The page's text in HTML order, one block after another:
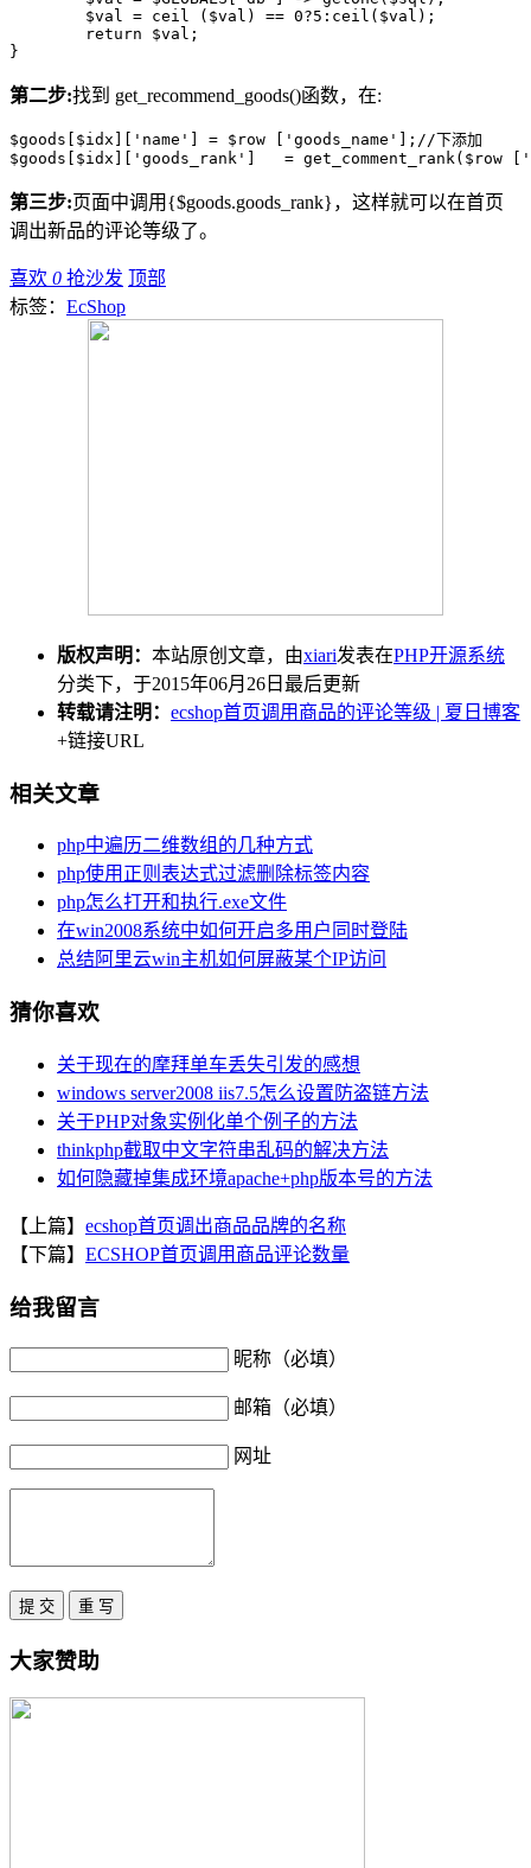
第二步:找到 get_recommend_goods()函数，在:
$goods[$idx]['name'] = $row ['goods_name'];//下添加
第三步:页面中调用{$goods.goods_rank}，这样就可以在首页
调出新品的评论等级了。
喜欢 0 抢沙发 顶部
标签： EcShop
版权声明： 本站原创文章，由xiari发表在PHP开源系统
分类下，于2015年06月26日最后更新
转载请注明： ecshop首页调用商品的评论等级 | 夏日博客
+链接URL
相关文章
php中遍历二维数组的几种方式
php使用正则表达式过滤删除标签内容
php怎么打开和执行.exe文件
在win2008系统中如何开启多用户同时登陆
总结阿里云win主机如何屏蔽某个IP访问
猜你喜欢
关于现在的摩拜单车丢失引发的感想
windows server2008 iis7.5怎么设置防盗链方法
关于PHP对象实例化单个例子的方法
thinkphp截取中文字符串乱码的解决方法
如何隐藏掉集成环境apache+php版本号的方法
【上篇】 ecshop首页调出商品品牌的名称
【下篇】 ECSHOP首页调用商品评论数量
给我留言
昵称（必填）
邮箱（必填）
网址
大家赞助